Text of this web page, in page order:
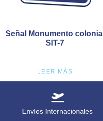
Señal Monumento colonial
SIT-7
LEER MÁS
Envíos Internacionales